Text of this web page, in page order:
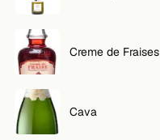
Creme de Fraises
Cava